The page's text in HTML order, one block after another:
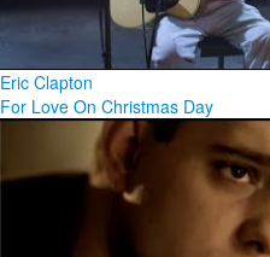
Eric Clapton
For Love On Christmas Day